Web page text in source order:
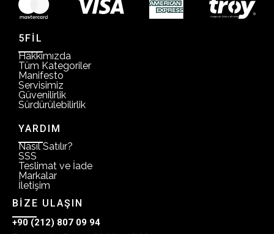
5FİL
Hakkımızda
Tüm Kategoriler
Manifesto
Servisimiz
Güvenilirlik
Sürdürülebilirlik
YARDIM
Nasıl Satılır?
SSS
Teslimat ve İade
Markalar
İletişim
BİZE ULAŞIN
+90 (212) 807 09 94